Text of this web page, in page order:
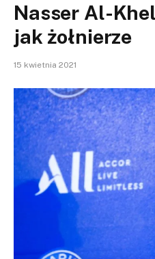
Nasser Al-
jak żołnierze
15 kwietnia 2021